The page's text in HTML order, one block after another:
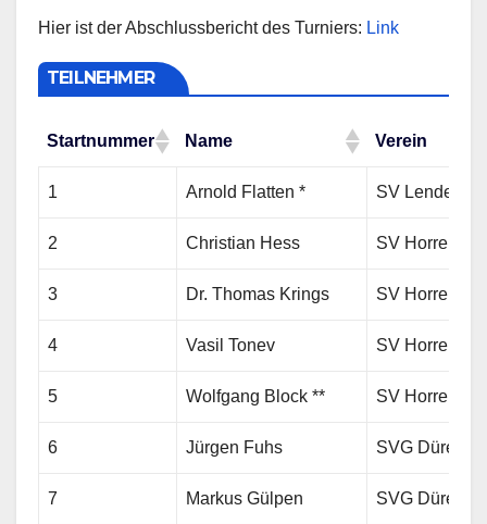
Hier ist der Abschlussbericht des Turniers: Link
TEILNEHMER
Startnummer Name Verein
Startnummer Name Verein
1 Arnold Flatten * SV
2 Christian Hess SV Horrem
3 Dr. Thomas Krings SV Horrem
4 Vasil Tonev SV Horrem
5 Wolfgang Block ** SV Horrem
6 Jürgen Fuhs SVG Düren
7 Markus Gülpen SVG Düren